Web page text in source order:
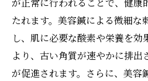
たれます。美容鍼による微細な
し、肌に必要な酸素や栄養を効
より、古い角質が速やかに排
が促進されます。さらに、美容